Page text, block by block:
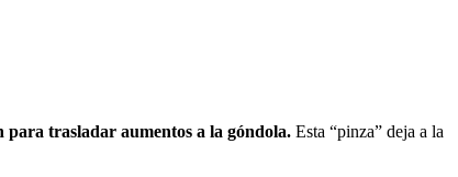
trasladar aumentos a la góndola. Esta “pinza” deja a la